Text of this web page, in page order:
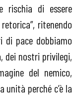
rischia di essere
ritenendo
di pace dobbiamo
dei nostri privilegi,
del nemico,
unità perché c’è la